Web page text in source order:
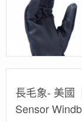
長毛象- 美國
Sensor